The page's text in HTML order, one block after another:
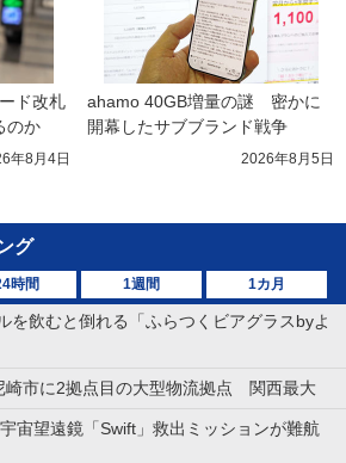
ド改札
のか
年8月4日
ahamo 40GB増量の謎　密かに
開幕したサブブランド戦争
2026年8月5日
グ
時間 1週間 1カ月
を飲むと倒れる「ふらつくビアグラスbyよ
崎市に2拠点目の大型物流拠点 関西最大
宙望遠鏡「Swift」救出ミッションが難航